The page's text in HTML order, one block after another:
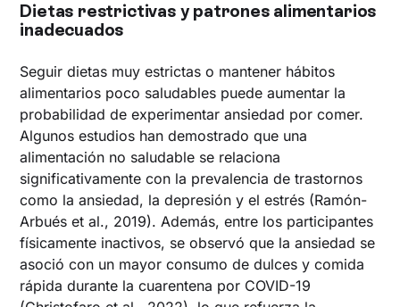
Dietas restrictivas y patrones alimentarios
inadecuados
Seguir dietas muy estrictas o mantener hábitos
alimentarios poco saludables puede aumentar la
probabilidad de experimentar ansiedad por comer.
Algunos estudios han demostrado que una
alimentación no saludable se relaciona
significativamente con la prevalencia de trastornos
como la ansiedad, la depresión y el estrés (Ramón-
Arbués et al., 2019). Además, entre los participantes
físicamente inactivos, se observó que la ansiedad se
asoció con un mayor consumo de dulces y comida
rápida durante la cuarentena por COVID-19